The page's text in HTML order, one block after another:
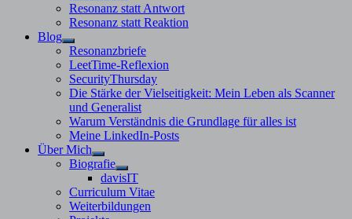
Resonanz statt Antwort
Resonanz statt Reaktion
Blog
Untermenü
anzeigen
Resonanzbriefe
LeetTime-Reflexion
SecurityThursday
Die Stärke der Vielseitigkeit: Mein Leben als Scanner
und Generalist
Warum Verständnis die Grundlage für alles ist
Meine LinkedIn-Posts
Über Mich
Untermenü
anzeigen
Biografie
Untermenü
anzeigen
davisIT
Curriculum Vitae
Weiterbildungen